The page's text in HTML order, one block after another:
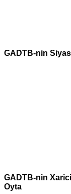
GADTB-nin
GADTB-nin
Oyta